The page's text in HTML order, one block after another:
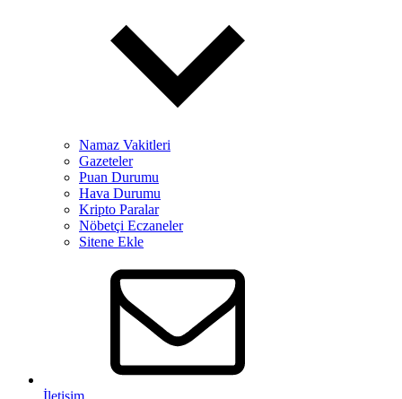
Namaz Vakitleri
Gazeteler
Puan Durumu
Hava Durumu
Kripto Paralar
Nöbetçi Eczaneler
Sitene Ekle
İletişim